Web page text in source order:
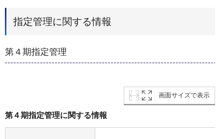
指定管理に関する情報
第４期指定管理
画面サイズで表示
第４期指定管理に関する情報